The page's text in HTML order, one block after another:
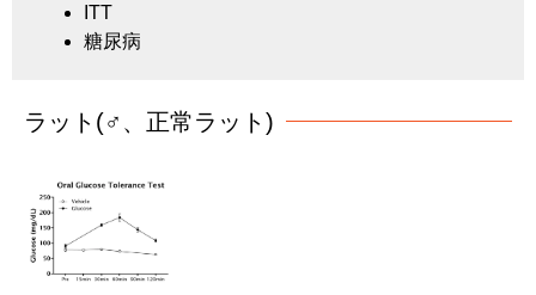
ITT
糖尿病
ラット(♂、正常ラット)